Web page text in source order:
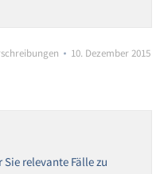
10. Dezember 2015
Sie relevante Fälle zu